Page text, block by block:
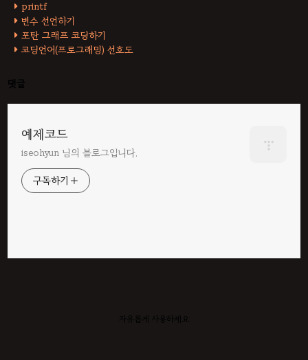
printf
변수 선언하기
포탄 그래프 코딩하기
코딩언어(프로그래밍) 선호도
댓글
예제코드
iseohyun 님의 블로그입니다.
구독하기
자유롭게 사용하세요